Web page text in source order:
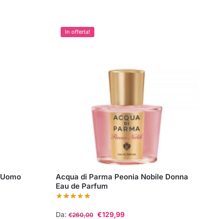
In offerta!
Acqua di Parma Peonia Nobile Donna
Eau de Parfum
Da:€260,00 €129,99